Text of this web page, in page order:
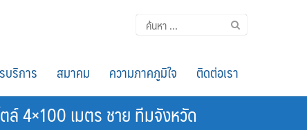
ค้นหา
สำหรับ:
บริการ สมาคม ความภาคภูมิใจ ติดต่อเรา
4×100 เมตร ชาย ทีมจังหวัด